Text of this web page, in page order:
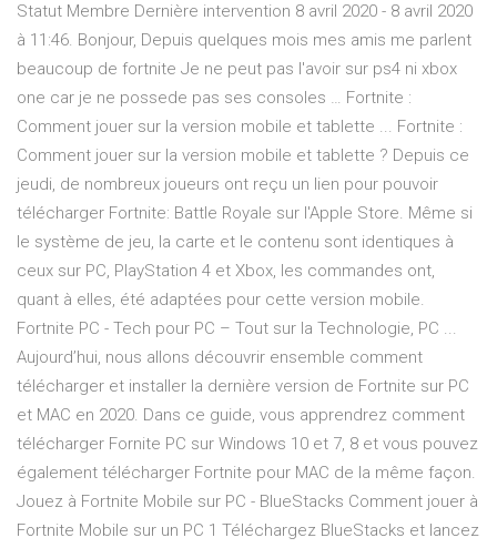
Statut Membre Dernière intervention 8 avril 2020 - 8 avril 2020
à 11:46. Bonjour, Depuis quelques mois mes amis me parlent
beaucoup de fortnite Je ne peut pas l'avoir sur ps4 ni xbox
one car je ne possede pas ses consoles … Fortnite :
Comment jouer sur la version mobile et tablette ... Fortnite :
Comment jouer sur la version mobile et tablette ? Depuis ce
jeudi, de nombreux joueurs ont reçu un lien pour pouvoir
télécharger Fortnite: Battle Royale sur l'Apple Store. Même si
le système de jeu, la carte et le contenu sont identiques à
ceux sur PC, PlayStation 4 et Xbox, les commandes ont,
quant à elles, été adaptées pour cette version mobile.
Fortnite PC - Tech pour PC – Tout sur la Technologie, PC ...
Aujourd’hui, nous allons découvrir ensemble comment
télécharger et installer la dernière version de Fortnite sur PC
et MAC en 2020. Dans ce guide, vous apprendrez comment
télécharger Fornite PC sur Windows 10 et 7, 8 et vous pouvez
également télécharger Fortnite pour MAC de la même façon.
Jouez à Fortnite Mobile sur PC - BlueStacks Comment jouer à
Fortnite Mobile sur un PC 1 Téléchargez BlueStacks et lancez